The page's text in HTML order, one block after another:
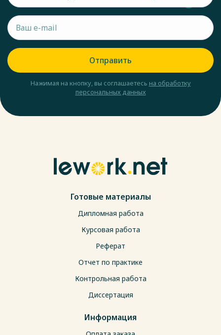
Отправить
Нажимая на кнопку, вы соглашаетесь на обработку
персональных данных
Готовые материалы
Дипломная работа
Курсовая работа
Реферат
Отчет по практике
Контрольная работа
Диссертация
Информация